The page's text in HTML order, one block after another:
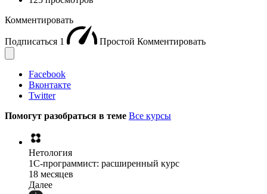
Комментировать
Подписаться 1 Простой Комментировать
Facebook
Вконтакте
Twitter
Помогут разобраться в теме Все курсы
Нетология
1C-программист: расширенный курс
18 месяцев
Далее